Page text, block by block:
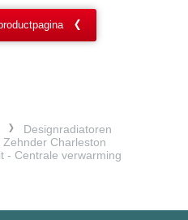
Designradiatoren
Zehnder Charleston
- Centrale verwarming